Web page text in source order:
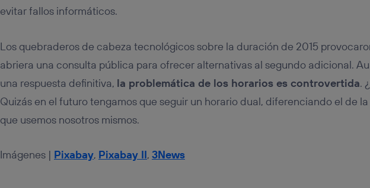
evitar fallos informáticos.
Los quebraderos de cabeza tecnológicos sobre la duración de 2015
abriera una consulta pública para ofrecer alternativas al segundo adicional.
una respuesta definitiva, la problemática de los horarios es controvertida.
Quizás en el futuro tengamos que seguir un horario dual, diferenciando el de
que usemos nosotros mismos.
Imágenes | Pixabay, Pixabay II, 3News